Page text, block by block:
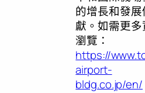
的增長和發
獻。如需更
瀏覽：
https://
airport-
bldg.co.jp/en/